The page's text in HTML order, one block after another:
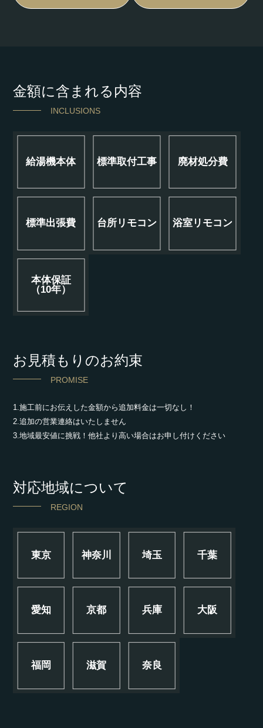
金額に含まれる内容
INCLUSIONS
給湯機本体 標準取付工事 廃材処分費
標準出張費 台所リモコン 浴室リモコン
本体保証
（10年）
お見積もりのお約束
PROMISE
1.施工前にお伝えした金額から追加料金は一切なし！
2.追加の営業連絡はいたしません
3.地域最安値に挑戦！他社より高い場合はお申し付けください
対応地域について
REGION
東京 神奈川 埼玉 千葉
愛知 京都 兵庫 大阪
福岡 滋賀 奈良